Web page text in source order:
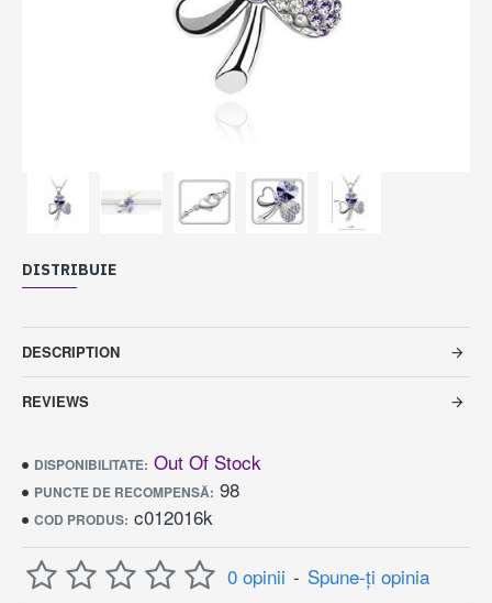
DISTRIBUIE
DESCRIPTION
REVIEWS
DISPONIBILITATE: Out Of Stock
PUNCTE DE RECOMPENSĂ: 98
COD PRODUS: c012016k
0 opinii - Spune-ţi opinia